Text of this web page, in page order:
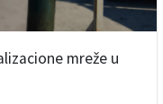
mreže u